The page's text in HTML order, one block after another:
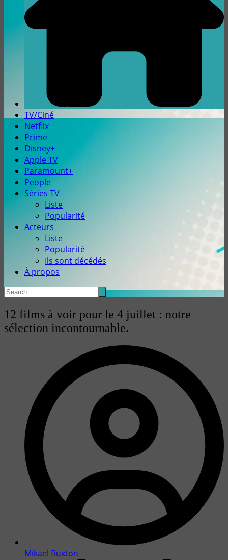
TV/Ciné
Netflix
Prime
Disney+
Apple TV
Paramount+
People
Séries TV
Liste
Popularité
Acteurs
Liste
Popularité
Ils sont décédés
À propos
12 films à voir pour le 4 juillet : notre
sélection incontournable.
Mikael Buxton